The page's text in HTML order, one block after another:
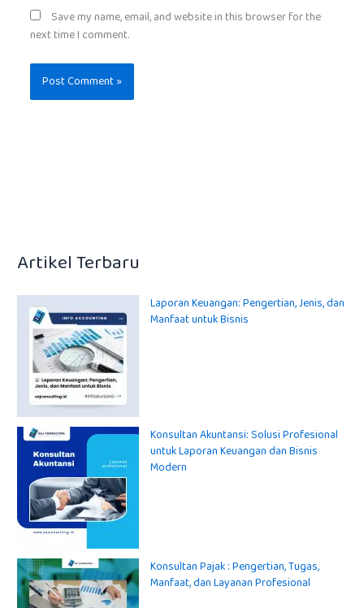
Save my name, email, and website in this browser for the
next time I comment.
Artikel Terbaru
Laporan Keuangan: Pengertian, Jenis, dan
Manfaat untuk Bisnis
Konsultan Akuntansi: Solusi Profesional
untuk Laporan Keuangan dan Bisnis
Modern
Konsultan Pajak : Pengertian, Tugas,
Manfaat, dan Layanan Profesional